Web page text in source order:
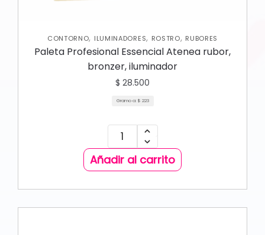
CONTORNO, ILUMINADORES, ROSTRO, RUBORES
Paleta Profesional Essencial Atenea rubor,
bronzer, iluminador
$ 28.500
Gramo a: $ 223
Añadir al carrito